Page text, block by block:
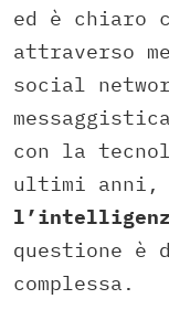
ed è chiaro
attraverso
social
con la
ultimi anni,
questione è
complessa.